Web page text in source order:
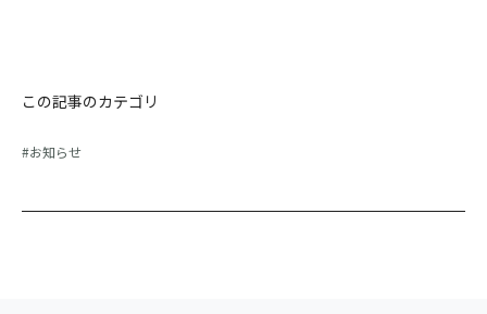
この記事のカテゴリ
お知らせ